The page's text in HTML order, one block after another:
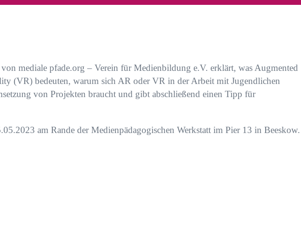
mediale pfade.org – Verein für Medienbildung e.V. erklärt, was Augmented
(VR) bedeuten, warum sich AR oder VR in der Arbeit mit Jugendlichen
von Projekten braucht und gibt abschließend einen Tipp für
am Rande der Medienpädagogischen Werkstatt im Pier 13 in Beeskow.